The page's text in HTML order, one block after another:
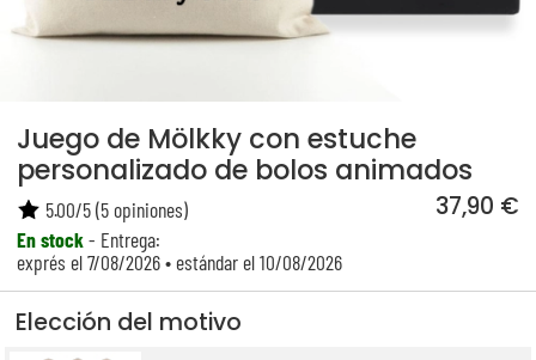
Juego de Mölkky con estuche
personalizado de bolos animados
37,90 €
En stock- Entrega:
exprés el 7/08/2026 • estándar el 10/08/2026
5.00/5(5opiniones)
Elección del motivo